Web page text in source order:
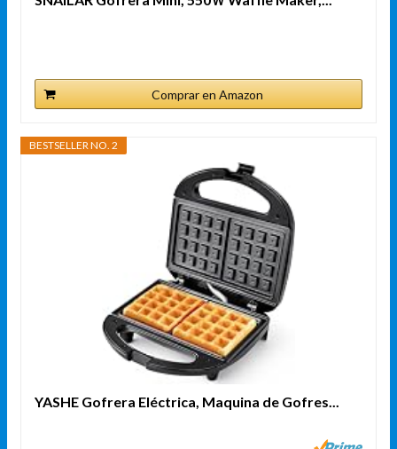
Comprar en Amazon
BESTSELLER NO. 2
YASHE Gofrera Eléctrica, Maquina de Gofres...